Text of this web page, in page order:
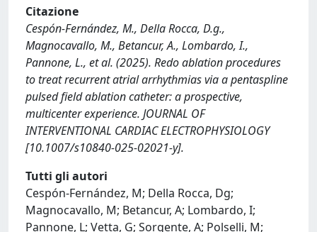
Citazione
Cespón-Fernández, M., Della Rocca, D.g.,
Magnocavallo, M., Betancur, A., Lombardo, I.,
Pannone, L., et al. (2025). Redo ablation procedures
to treat recurrent atrial arrhythmias via a pentaspline
pulsed field ablation catheter: a prospective,
multicenter experience. JOURNAL OF
INTERVENTIONAL CARDIAC ELECTROPHYSIOLOGY
[10.1007/s10840-025-02021-y].
Tutti gli autori
Cespón-Fernández, M; Della Rocca, Dg;
Magnocavallo, M; Betancur, A; Lombardo, I;
Pannone, L; Vetta, G; Sorgente, A; Polselli, M;